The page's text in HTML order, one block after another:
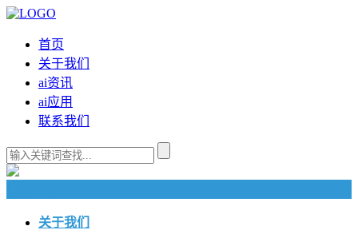
首页
关于我们
ai资讯
ai应用
联系我们
关于我们